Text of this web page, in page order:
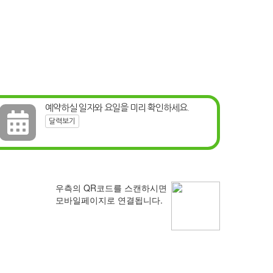

예약하실 일자와 요일을 미리 확인하세요.
달력보기
우측의 QR코드를 스캔하시면
모바일페이지로 연결됩니다.